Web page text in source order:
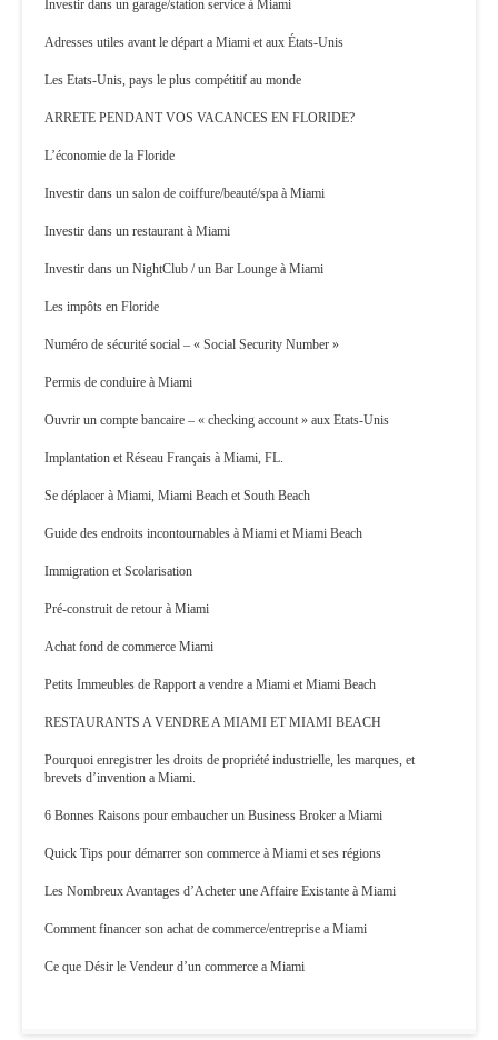
Investir dans un garage/station service à Miami
Adresses utiles avant le départ a Miami et aux États-Unis
Les Etats-Unis, pays le plus compétitif au monde
ARRETE PENDANT VOS VACANCES EN FLORIDE?
L’économie de la Floride
Investir dans un salon de coiffure/beauté/spa à Miami
Investir dans un restaurant à Miami
Investir dans un NightClub / un Bar Lounge à Miami
Les impôts en Floride
Numéro de sécurité social – « Social Security Number »
Permis de conduire à Miami
Ouvrir un compte bancaire – « checking account » aux Etats-Unis
Implantation et Réseau Français à Miami, FL.
Se déplacer à Miami, Miami Beach et South Beach
Guide des endroits incontournables à Miami et Miami Beach
Immigration et Scolarisation
Pré-construit de retour à Miami
Achat fond de commerce Miami
Petits Immeubles de Rapport a vendre a Miami et Miami Beach
RESTAURANTS A VENDRE A MIAMI ET MIAMI BEACH
Pourquoi enregistrer les droits de propriété industrielle, les marques, et
brevets d’invention a Miami.
6 Bonnes Raisons pour embaucher un Business Broker a Miami
Quick Tips pour démarrer son commerce à Miami et ses régions
Les Nombreux Avantages d’Acheter une Affaire Existante à Miami
Comment financer son achat de commerce/entreprise a Miami
Ce que Désir le Vendeur d’un commerce a Miami